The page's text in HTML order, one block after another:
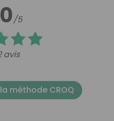
/5
avis
méthode CROQ